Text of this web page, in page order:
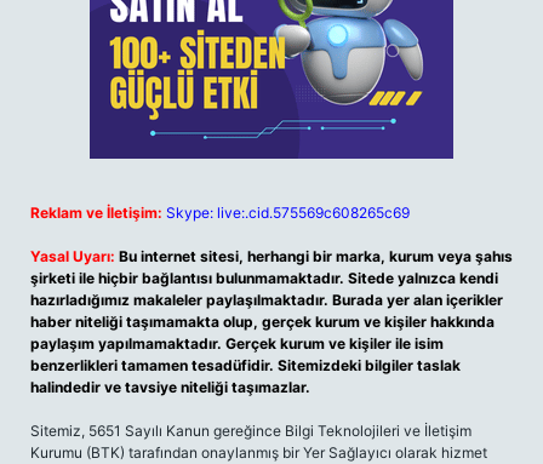
Reklam ve İletişim: Skype: live:.cid.575569c608265c69
Yasal Uyarı: Bu internet sitesi, herhangi bir marka, kurum veya şahıs
şirketi ile hiçbir bağlantısı bulunmamaktadır. Sitede yalnızca kendi
hazırladığımız makaleler paylaşılmaktadır. Burada yer alan içerikler
haber niteliği taşımamakta olup, gerçek kurum ve kişiler hakkında
paylaşım yapılmamaktadır. Gerçek kurum ve kişiler ile isim
benzerlikleri tamamen tesadüfidir. Sitemizdeki bilgiler taslak
halindedir ve tavsiye niteliği taşımazlar.
Sitemiz, 5651 Sayılı Kanun gereğince Bilgi Teknolojileri ve İletişim
Kurumu (BTK) tarafından onaylanmış bir Yer Sağlayıcı olarak hizmet